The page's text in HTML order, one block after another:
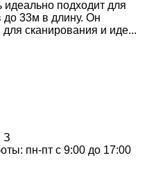
подходит для
33м в длину. Он
сканирования и иде...
З
пн-пт с 9:00 до 17:00